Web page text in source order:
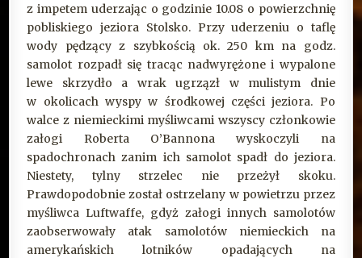
z impetem uderzając o godzinie 10.08 o powierzchnię
pobliskiego jeziora Stolsko. Przy uderzeniu o taflę
wody pędzący z szybkością ok. 250 km na godz.
samolot rozpadł się tracąc nadwyrężone i wypalone
lewe skrzydło a wrak ugrzązł w mulistym dnie
w okolicach wyspy w środkowej części jeziora. Po
walce z niemieckimi myśliwcami wszyscy członkowie
załogi Roberta O’Bannona wyskoczyli na
spadochronach zanim ich samolot spadł do jeziora.
Niestety, tylny strzelec nie przeżył skoku.
Prawdopodobnie został ostrzelany w powietrzu przez
myśliwca Luftwaffe, gdyż załogi innych samolotów
zaobserwowały atak samolotów niemieckich na
amerykańskich lotników opadających na